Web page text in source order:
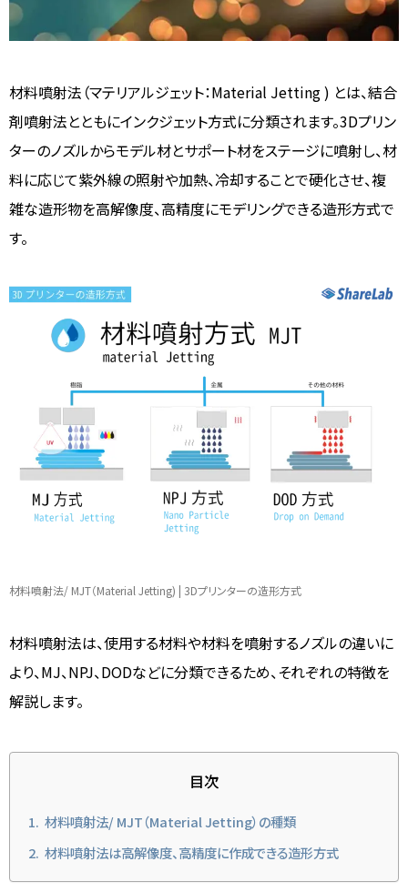
材料噴射法（マテリアルジェット：Material Jetting ) とは、結合
剤噴射法とともにインクジェット方式に分類されます。3Dプリン
ターのノズルからモデル材とサポート材をステージに噴射し、材
料に応じて紫外線の照射や加熱、冷却することで硬化させ、複
雑な造形物を高解像度、高精度にモデリングできる造形方式で
す。
材料噴射法/ MJT（Material Jetting) | 3Dプリンターの造形方式
材料噴射法は、使用する材料や材料を噴射するノズルの違いに
より、MJ、NPJ、DODなどに分類できるため、それぞれの特徴を
解説します。
目次
材料噴射法/ MJT（Material Jetting）の種類
材料噴射法は高解像度、高精度に作成できる造形方式